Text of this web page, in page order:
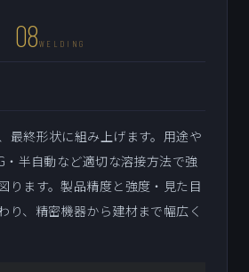
08WELDING
最終形状に組み上げます。用途や
・半自動など適切な溶接方法で強
ります。製品精度と強度・見た目
り、精密機器から建材まで幅広く